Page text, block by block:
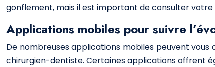
gonflement, mais il est important de consulter votre
Applications mobiles pour suivre
De nombreuses applications mobiles peuvent
chirurgien-dentiste. Certaines applications offrent